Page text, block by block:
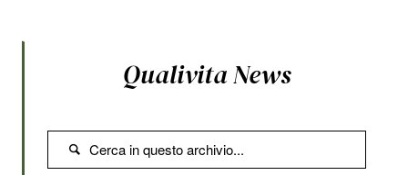
Qualivita News
